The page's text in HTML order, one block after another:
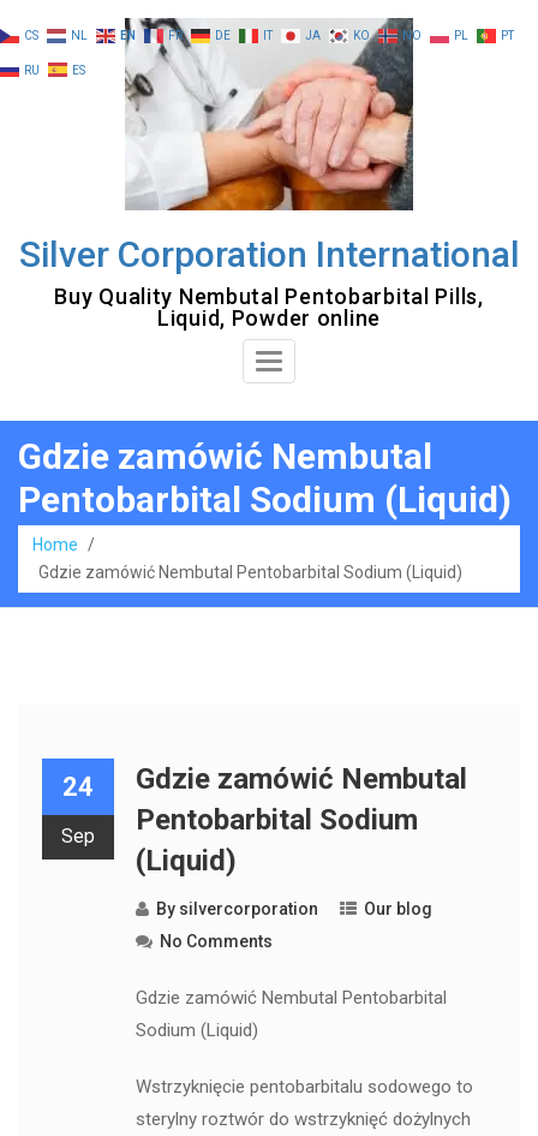
to
content
Silver Corporation International
Buy Quality Nembutal Pentobarbital Pills,
Liquid, Powder online
Toggle
Gdzie zamówić Nembutal
Pentobarbital Sodium (Liquid)
Home
/
Gdzie zamówić Nembutal Pentobarbital Sodium (Liquid)
24
Sep
Gdzie zamówić Nembutal
Pentobarbital Sodium
(Liquid)
By silvercorporation
Our blog
No Comments
Gdzie zamówić Nembutal Pentobarbital
Sodium (Liquid)
Wstrzyknięcie pentobarbitalu sodowego to
sterylny roztwór do wstrzyknięć dożylnych
CS NL EN FR DE IT JA KO NO PL PT
RU ES